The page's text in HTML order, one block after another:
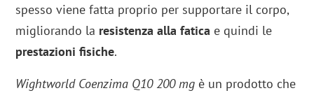
spesso viene fatta proprio per supportare il corpo,
migliorando la resistenza alla fatica e quindi le
prestazioni fisiche.
Wightworld Coenzima Q10 200 mg è un prodotto che